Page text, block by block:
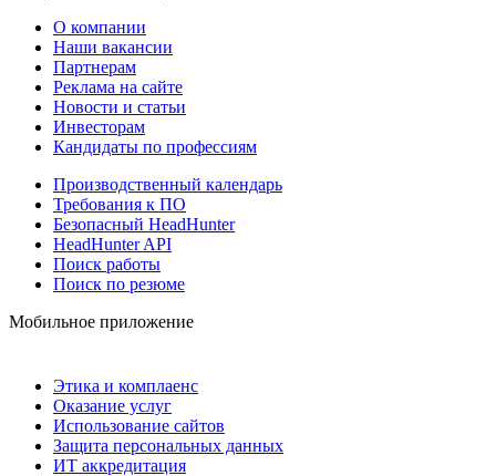
О компании
Наши вакансии
Партнерам
Реклама на сайте
Новости и статьи
Инвесторам
Кандидаты по профессиям
Производственный календарь
Требования к ПО
Безопасный HeadHunter
HeadHunter API
Поиск работы
Поиск по резюме
Мобильное приложение
Этика и комплаенс
Оказание услуг
Использование сайтов
Защита персональных данных
ИТ аккредитация